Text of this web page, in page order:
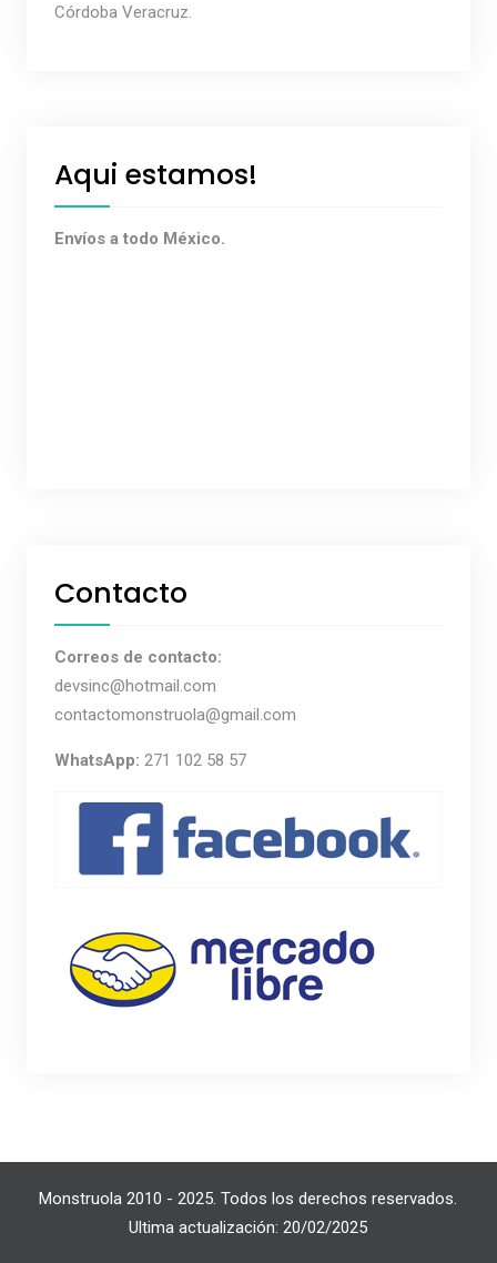
Córdoba Veracruz.
Aqui estamos!
Envíos a todo México.
Contacto
Correos de contacto:
devsinc@hotmail.com
contactomonstruola@gmail.com
WhatsApp: 271 102 58 57
Monstruola 2010 - 2025. Todos los derechos reservados.
Ultima actualización: 20/02/2025